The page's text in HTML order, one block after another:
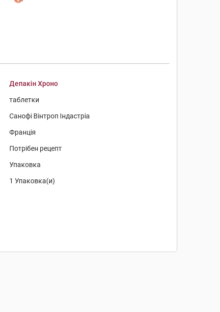
Депакін Хроно
таблетки
Санофі Вінтроп Індастріа
Франція
Потрібен рецепт
Упаковка
1 Упаковка(и)